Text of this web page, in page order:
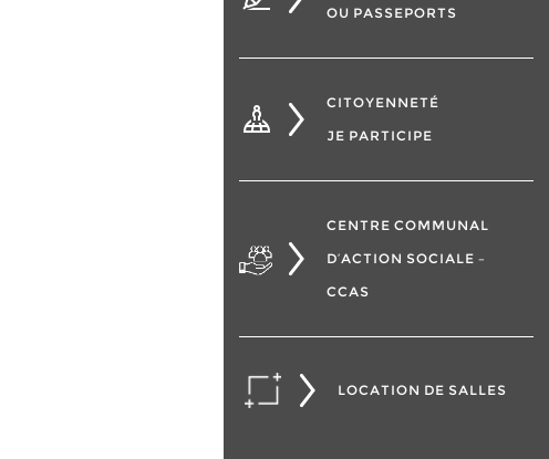
OU PASSEPORTS
CITOYENNETÉ
JE PARTICIPE
CENTRE COMMUNAL
D’ACTION SOCIALE –
CCAS
LOCATION DE SALLES